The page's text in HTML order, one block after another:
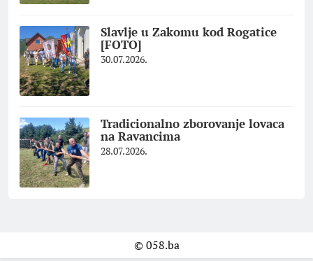
Slavlje u Zakomu kod Rogatice
[FOTO]
30.07.2026.
Tradicionalno zborovanje lovaca
na Ravancima
28.07.2026.
© 058.ba